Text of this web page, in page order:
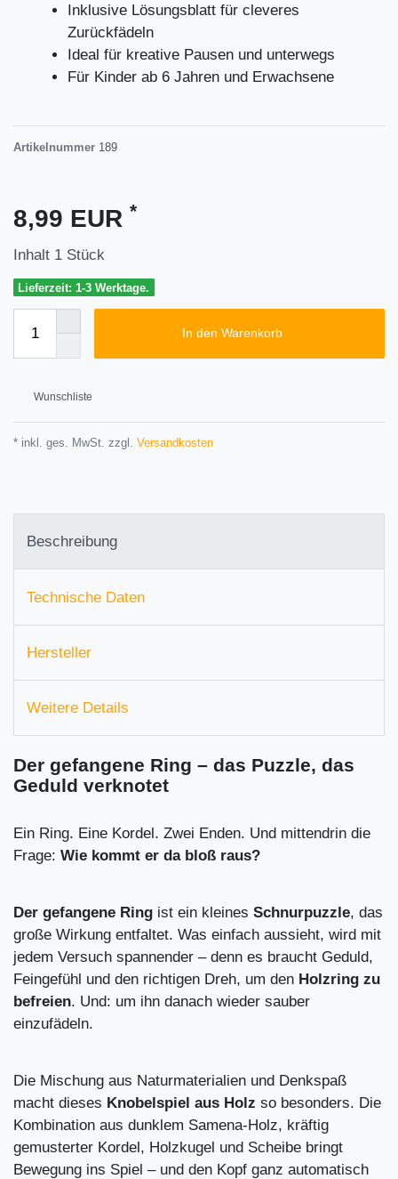
Inklusive Lösungsblatt für cleveres
Zurückfädeln
Ideal für kreative Pausen und unterwegs
Für Kinder ab 6 Jahren und Erwachsene
Artikelnummer 189
8,99 EUR *
Inhalt 1 Stück
Lieferzeit: 1-3 Werktage.
In den Warenkorb
Wunschliste
* inkl. ges. MwSt. zzgl. Versandkosten
Beschreibung
Technische Daten
Hersteller
Weitere Details
Der gefangene Ring – das Puzzle, das
Geduld verknotet
Ein Ring. Eine Kordel. Zwei Enden. Und mittendrin die
Frage: Wie kommt er da bloß raus?
Der gefangene Ring ist ein kleines Schnurpuzzle, das
große Wirkung entfaltet. Was einfach aussieht, wird mit
jedem Versuch spannender – denn es braucht Geduld,
Feingefühl und den richtigen Dreh, um den Holzring zu
befreien. Und: um ihn danach wieder sauber
einzufädeln.
Die Mischung aus Naturmaterialien und Denkspaß
macht dieses Knobelspiel aus Holz so besonders. Die
Kombination aus dunklem Samena-Holz, kräftig
gemusterter Kordel, Holzkugel und Scheibe bringt
Bewegung ins Spiel – und den Kopf ganz automatisch